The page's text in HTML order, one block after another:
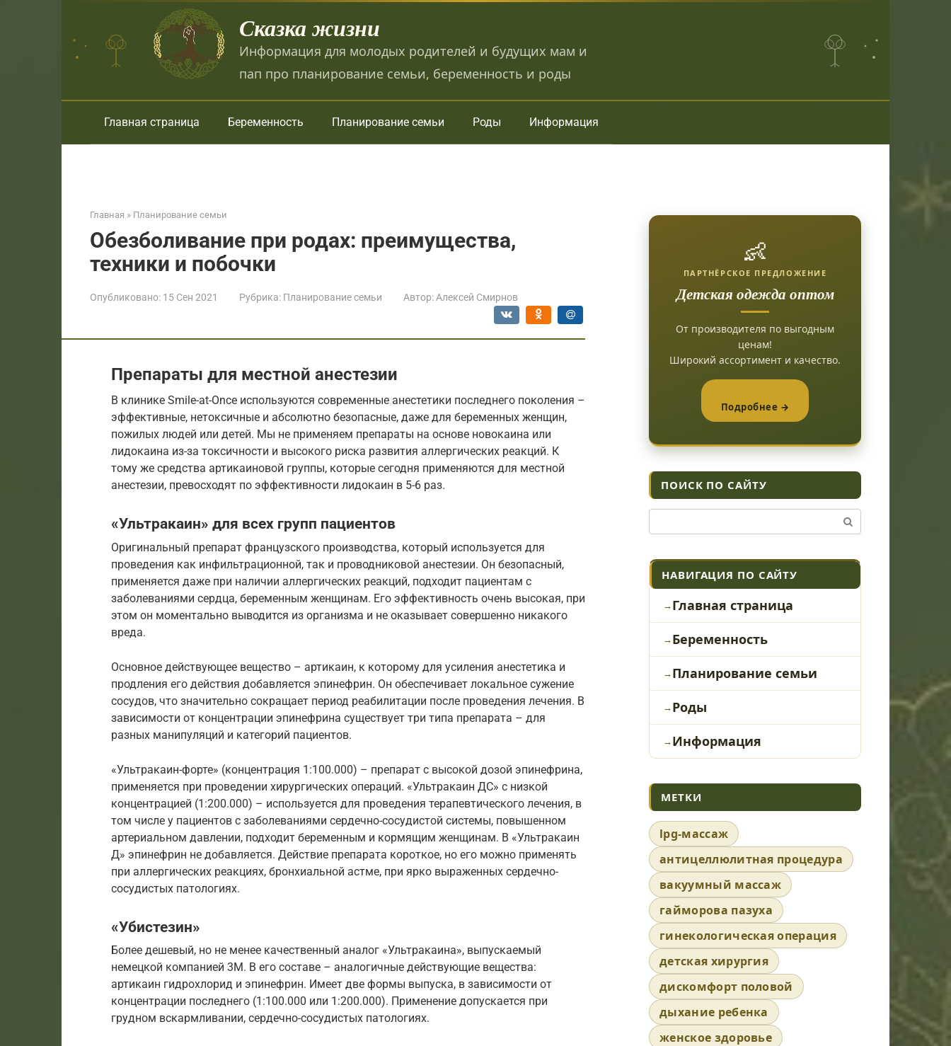
Сказка жизни
Информация для молодых родителей и будущих мам и
пап про планирование семьи, беременность и роды
Главная страница Беременность Планирование семьи Роды Информация
Главная » Планирование семьи
Обезболивание при родах: преимущества,
техники и побочки
Опубликовано: 15 Сен 2021 Рубрика: Планирование семьи Автор: Алексей Смирнов
Препараты для местной анестезии
В клинике Smile-at-Once используются современные анестетики последнего поколения –
эффективные, нетоксичные и абсолютно безопасные, даже для беременных женщин,
пожилых людей или детей. Мы не применяем препараты на основе новокаина или
лидокаина из-за токсичности и высокого риска развития аллергических реакций. К
тому же средства артикаиновой группы, которые сегодня применяются для местной
анестезии, превосходят по эффективности лидокаин в 5-6 раз.
«Ультракаин» для всех групп пациентов
Оригинальный препарат французского производства, который используется для
проведения как инфильтрационной, так и проводниковой анестезии. Он безопасный,
применяется даже при наличии аллергических реакций, подходит пациентам с
заболеваниями сердца, беременным женщинам. Его эффективность очень высокая, при
этом он моментально выводится из организма и не оказывает совершенно никакого
вреда.
Основное действующее вещество – артикаин, к которому для усиления анестетика и
продления его действия добавляется эпинефрин. Он обеспечивает локальное сужение
сосудов, что значительно сокращает период реабилитации после проведения лечения. В
зависимости от концентрации эпинефрина существует три типа препарата – для
разных манипуляций и категорий пациентов.
«Ультракаин-форте» (концентрация 1:100.000) – препарат с высокой дозой эпинефрина,
применяется при проведении хирургических операций. «Ультракаин ДС» с низкой
концентрацией (1:200.000) – используется для проведения терапевтического лечения, в
том числе у пациентов с заболеваниями сердечно-сосудистой системы, повышенном
артериальном давлении, подходит беременным и кормящим женщинам. В «Ультракаин
Д» эпинефрин не добавляется. Действие препарата короткое, но его можно применять
при аллергических реакциях, бронхиальной астме, при ярко выраженных сердечно-
сосудистых патологиях.
«Убистезин»
Более дешевый, но не менее качественный аналог «Ультракаина», выпускаемый
немецкой компанией 3M. В его составе – аналогичные действующие вещества:
артикаин гидрохлорид и эпинефрин. Имеет две формы выпуска, в зависимости от
концентрации последнего (1:100.000 или 1:200.000). Применение допускается при
грудном вскармливании, сердечно-сосудистых патологиях.
👶
ПАРТНЁРСКОЕ ПРЕДЛОЖЕНИЕ
Детская одежда оптом
От производителя по выгодным
ценам!
Широкий ассортимент и качество.
Подробнее →
ПОИСК ПО САЙТУ
НАВИГАЦИЯ ПО САЙТУ
Главная страница
Беременность
Планирование семьи
Роды
Информация
МЕТКИ
lpg-массаж
антицеллюлитная процедура
вакуумный массаж
гайморова пазуха
гинекологическая операция
детская хирургия
дискомфорт половой
дыхание ребенка
женское здоровье